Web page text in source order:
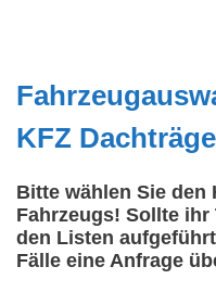
KFZ
Bitte wählen Sie den
Fahrzeugs! Sollte
den Listen
Fälle eine Anfrage